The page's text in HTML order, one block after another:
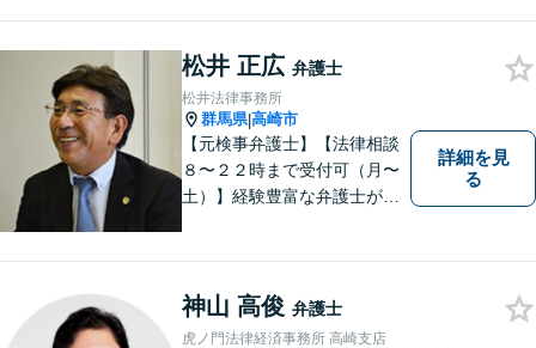
縁を心からお待ちしていま
す。
松井 正広 弁護士
松井法律事務所
群馬県|高崎市
【元検事弁護士】【法律相談
８〜２２時まで受付可（月〜
土）】経験豊富な弁護士が事
自主性を尊重し、的確に対応
致します。
詳細を見
る
神山 高俊 弁護士
虎ノ門法律経済事務所 高崎支店